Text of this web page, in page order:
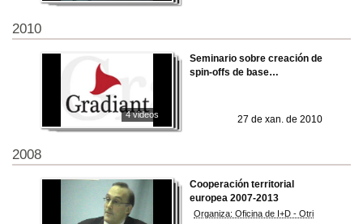
2010
4 videos
Seminario sobre creación de
spin-offs de base
27 de xan. de 2010
2008
Cooperación territorial
europea 2007-2013
Organiza: Oficina de I+D - Otri